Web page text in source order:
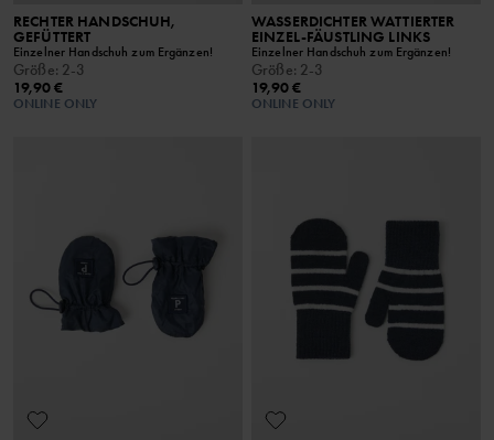
RECHTER HANDSCHUH,
GEFÜTTERT
Einzelner Handschuh zum Ergänzen!
Größe: 2-3
19,90 €
ONLINE ONLY
WASSERDICHTER WATTIERTER
EINZEL-FÄUSTLING LINKS
Einzelner Handschuh zum Ergänzen!
Größe: 2-3
19,90 €
ONLINE ONLY